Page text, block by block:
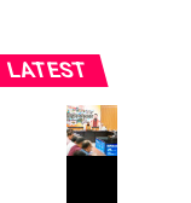
LATEST